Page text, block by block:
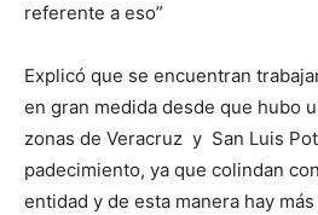
referente a eso”
Explicó que se encuentran
en gran medida desde que hubo
zonas de Veracruz y San Luis
padecimiento, ya que colindan
entidad y de esta manera hay